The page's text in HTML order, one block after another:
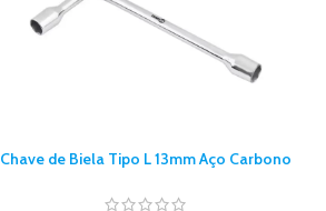
Chave de Biela Tipo L 13mm Aço Carbono